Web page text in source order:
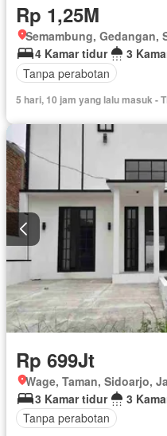
Rp 1,25M
Semambung, Gedangan,
4 Kamar tidur
3
Tanpa perabotan
5 hari, 10 jam yang lalu masuk -
Rp 699Jt
Wage, Taman, Sidoarjo,
3 Kamar tidur
3
Tanpa perabotan